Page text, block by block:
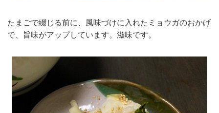
たまごで綴じる前に、風味づけに入れたミョウガのおかげ
で、旨味がアップしています。滋味です。